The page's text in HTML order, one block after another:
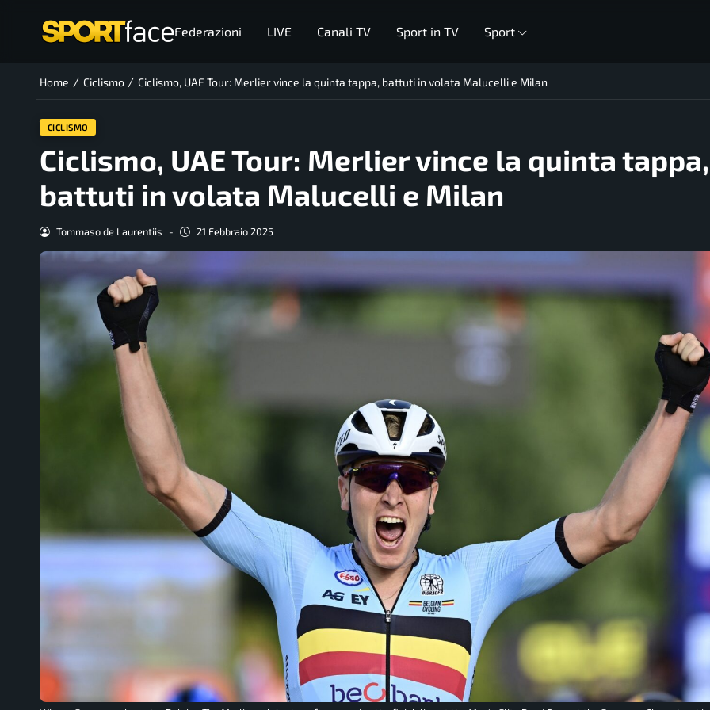
Federazioni LIVE Canali TV Sport in TV Sport
Home / Ciclismo / Ciclismo, UAE Tour: Merlier vince la quinta tappa, battuti in volata Malucelli e Milan
CICLISMO
Ciclismo, UAE Tour: Merlier vince la quinta tappa,
battuti in volata Malucelli e Milan
Tommaso de Laurentiis - 21 Febbraio 2025